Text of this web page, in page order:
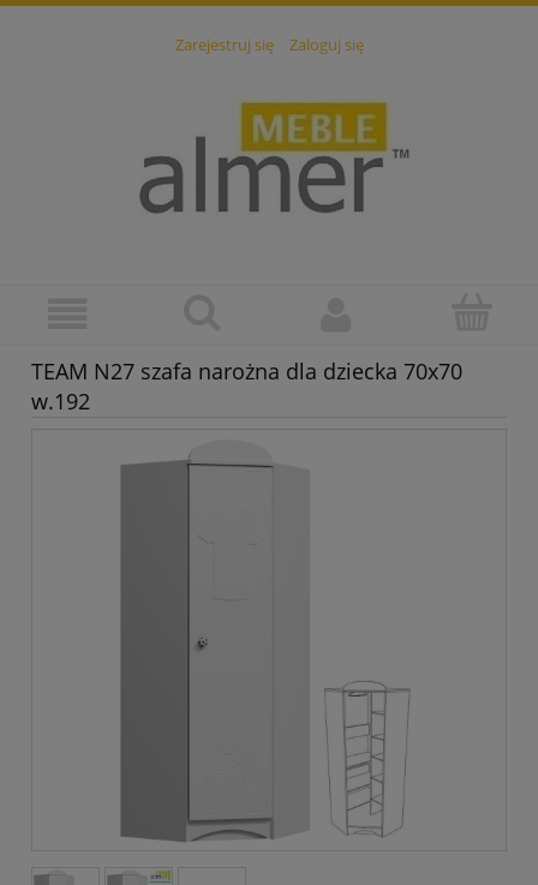
Zarejestruj się Zaloguj się
TEAM N27 szafa narożna dla dziecka 70x70
w.192